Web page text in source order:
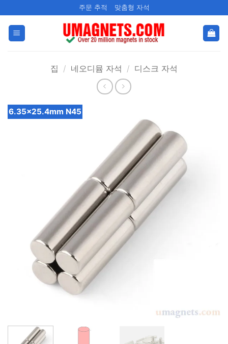
텐
주문 추적 맞춤형 자석
집 / 네오디뮴 자석 / 디스크 자석
6.35x25.4mm N45